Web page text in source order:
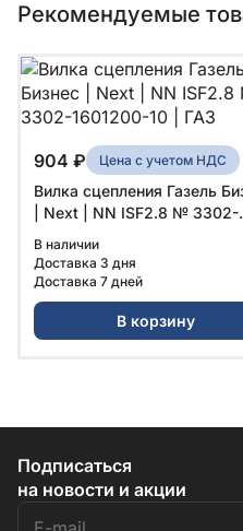
Рекомендуемые
904 ₽ Цена с учетом НДС
Вилка сцепления Газель
| Next | NN ISF2.8 № 3302-
В наличии
Доставка 3 дня
Доставка 7 дней
В корзину
Подписаться
на новости и акции